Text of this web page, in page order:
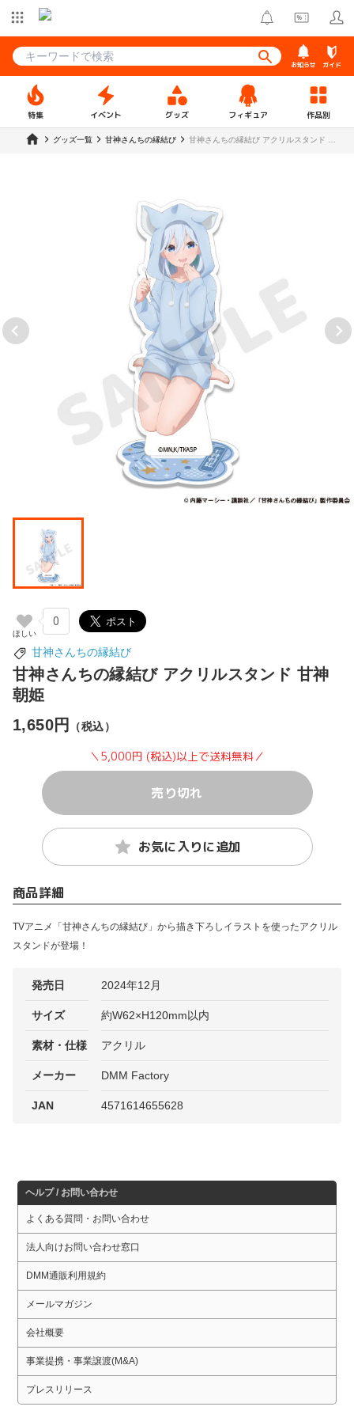
お知らせ ガイド
特集 イベント グッズ フィギュア 作品別
グッズ一覧 甘神さんちの縁結び
甘神さんちの縁結び アクリルスタンド 甘
0
甘神さんちの縁結び
甘神さんちの縁結び アクリルスタンド 甘神
朝姫
1,650円
（税込）
＼5,000円 (税込)以上で送料無料／
売り切れ
お気に入りに追加
商品詳細
TVアニメ「甘神さんちの縁結び」から描き下ろしイラストを使ったアクリル
スタンドが登場！
発売日 2024年12月
サイズ 約W62×H120mm以内
素材・仕様 アクリル
メーカー DMM Factory
JAN 4571614655628
ヘルプ / お問い合わせ
よくある質問・お問い合わせ
法人向けお問い合わせ窓口
DMM通販利用規約
メールマガジン
会社概要
事業提携・事業譲渡(M&A)
プレスリリース